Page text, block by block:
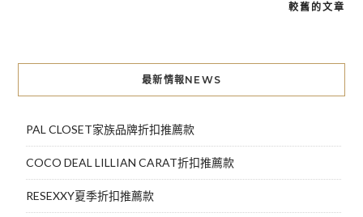
導
覽
較舊的文章
最新情報NEWS
PAL CLOSET家族品牌折扣推薦款
COCO DEAL LILLIAN CARAT折扣推薦款
RESEXXY夏季折扣推薦款